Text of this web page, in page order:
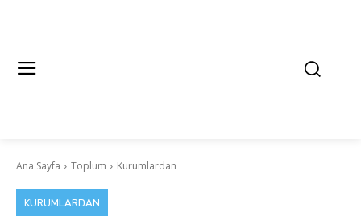
Ana Sayfa Toplum Kurumlardan
KURUMLARDAN